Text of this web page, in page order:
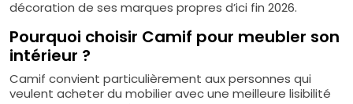
décoration de ses marques propres d’ici fin 2026.
Pourquoi choisir Camif pour meubler son
intérieur ?
Camif convient particulièrement aux personnes qui
veulent acheter du mobilier avec une meilleure lisibilité